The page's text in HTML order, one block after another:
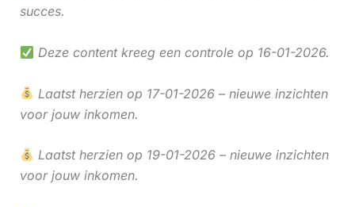
succes.
Deze content kreeg een controle op 16-01-2026.
Laatst herzien op 17-01-2026 – nieuwe inzichten
voor jouw inkomen.
Laatst herzien op 19-01-2026 – nieuwe inzichten
voor jouw inkomen.